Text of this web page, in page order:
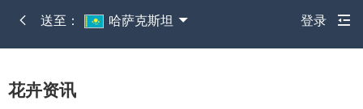
送至： 哈萨克斯坦 登录
花卉资讯